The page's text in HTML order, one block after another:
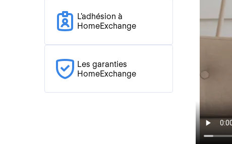
L'adhésion à
HomeExchange
Les garanties
HomeExchange